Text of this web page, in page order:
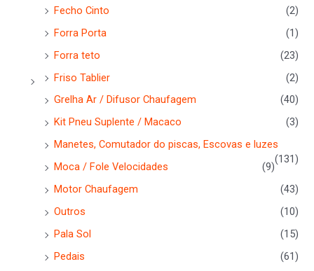
Fecho Cinto
(2)
Forra Porta
(1)
Forra teto
(23)
Friso Tablier
(2)
Grelha Ar / Difusor Chaufagem
(40)
Kit Pneu Suplente / Macaco
(3)
Manetes, Comutador do piscas, Escovas e luzes
(131)
Moca / Fole Velocidades
(9)
Motor Chaufagem
(43)
Outros
(10)
Pala Sol
(15)
Pedais
(61)